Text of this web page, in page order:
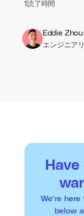
1読了時間
Eddie Zhou
エンジニア
We’re
below